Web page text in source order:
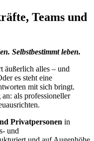
Teams und
Selbstbestimmt leben.
äußerlich alles – und
es steht eine
mit sich bringt.
als professioneller
Privatpersonen in
und